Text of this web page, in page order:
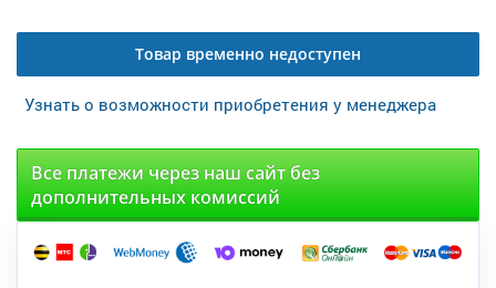
Товар временно недоступен
Узнать о возможности приобретения у менеджера
Все платежи через наш сайт без
дополнительных комиссий